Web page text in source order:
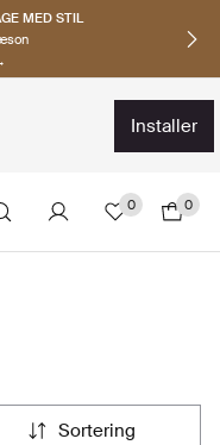
MED STIL
installer
0 0
sortering